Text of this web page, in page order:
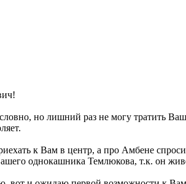
но лишний раз не могу тратить
к Вам в центр, а про Амбене
однокашника Темлюкова, т.к. он